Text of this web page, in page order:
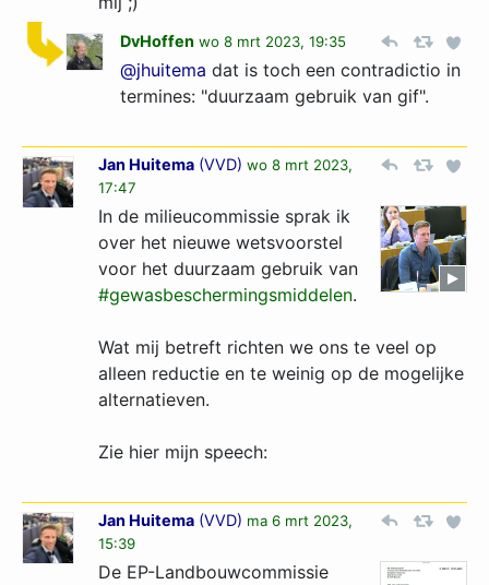
DvHoffen wo 8 mrt 2023, 19:35
@jhuitema dat is toch een contradictio in
termines: "duurzaam gebruik van gif".
Jan Huitema (VVD) wo 8 mrt 2023,
17:47
In de milieucommissie sprak ik
over het nieuwe wetsvoorstel
voor het duurzaam gebruik van
#gewasbeschermingsmiddelen.
Wat mij betreft richten we ons te veel op
alleen reductie en te weinig op de mogelijke
alternatieven.
Zie hier mijn speech:
Jan Huitema (VVD) ma 6 mrt 2023,
15:39
De EP-Landbouwcommissie